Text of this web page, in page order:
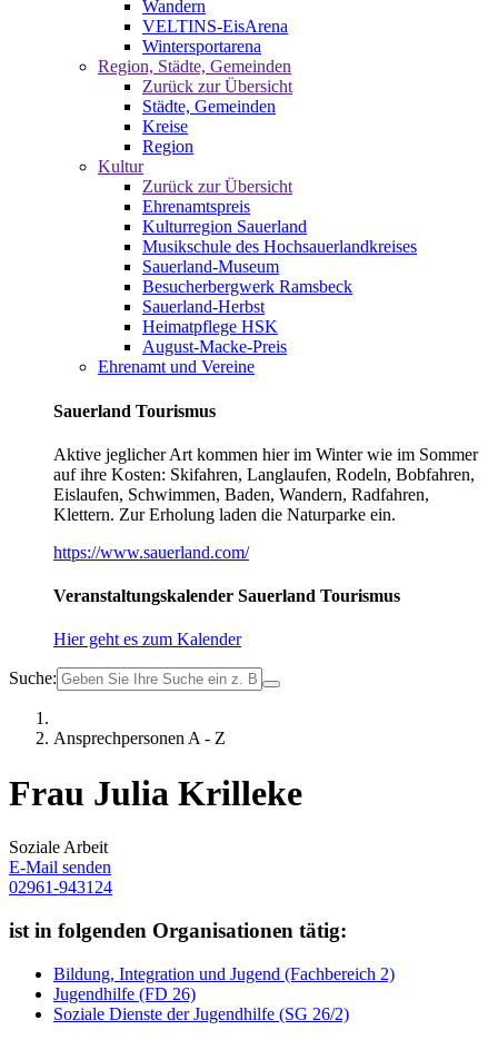
Wandern
VELTINS-EisArena
Wintersportarena
Region, Städte, Gemeinden
Zurück zur Übersicht
Städte, Gemeinden
Kreise
Region
Kultur
Zurück zur Übersicht
Ehrenamtspreis
Kulturregion Sauerland
Musikschule des Hochsauerlandkreises
Sauerland-Museum
Besucherbergwerk Ramsbeck
Sauerland-Herbst
Heimatpflege HSK
August-Macke-Preis
Ehrenamt und Vereine
Sauerland Tourismus
Aktive jeglicher Art kommen hier im Winter wie im Sommer
auf ihre Kosten: Skifahren, Langlaufen, Rodeln, Bobfahren,
Eislaufen, Schwimmen, Baden, Wandern, Radfahren,
Klettern. Zur Erholung laden die Naturparke ein.
https://www.sauerland.com/
Veranstaltungskalender Sauerland Tourismus
Hier geht es zum Kalender
Suche:
Ansprechpersonen A - Z
Frau Julia Krilleke
Soziale Arbeit
E-Mail senden
02961-943124
ist in folgenden Organisationen tätig:
Bildung, Integration und Jugend (Fachbereich 2)
Jugendhilfe (FD 26)
Soziale Dienste der Jugendhilfe (SG 26/2)